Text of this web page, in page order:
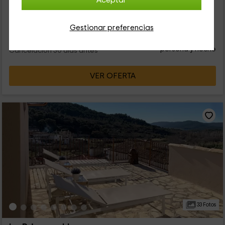
Gestionar preferencias
Cancelación 30 días antes
persona y noche
VER OFERTA
33 Fotos